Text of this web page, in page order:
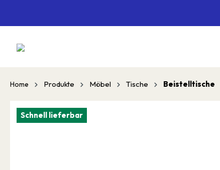
Home Produkte Möbel Tische Beistelltische
Schnell lieferbar